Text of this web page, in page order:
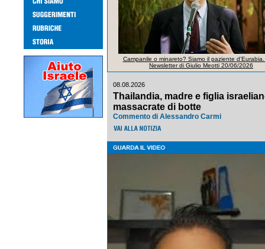
Campanile o minareto? Siamo il paziente d'Eurabia.
Newsletter di Giulio Meotti 20/06/2026
08.08.2026
Thailandia, madre e figlia
massacrate di botte
Commento di Alessandro Carmi